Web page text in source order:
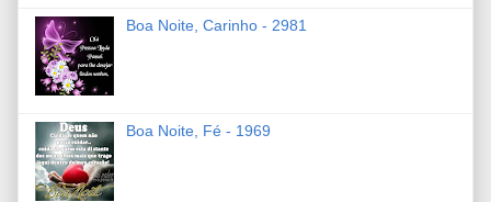
Boa Noite, Carinho - 2981
Boa Noite, Fé - 1969